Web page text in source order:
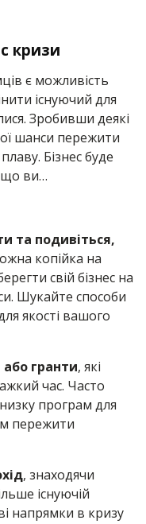
кризи
є можливість
існуючий для
Зробивши деякі
шанси пережити
Бізнес буде
ви…
та подивіться,
копійка на
свій бізнес на
Шукайте способи
якості вашого
гранти, які
час. Часто
програм для
пережити
, знаходячи
існуючій
напрямки в кризу